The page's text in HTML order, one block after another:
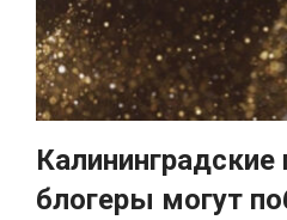
Калининградские
блогеры могут